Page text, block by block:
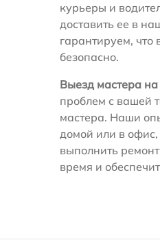
курьеры и
доставить ее в
гарантируем, что
безопасно.
Выезд мастера
проблем с вашей
мастера. Наши
домой или в офис,
выполнить
время и